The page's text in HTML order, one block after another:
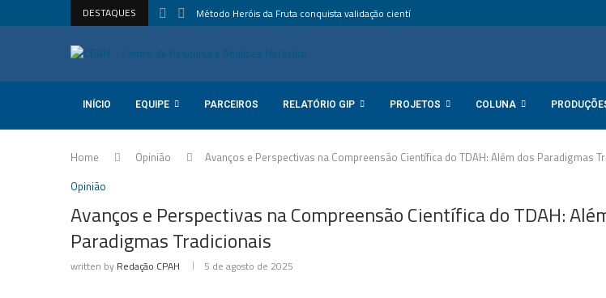
DESTAQUES Método Heróis da Fruta conquista validação científica internacional...
INÍCIO EQUIPE PARCEIROS RELATÓRIO GIP PROJETOS COLUNA
Home Opinião
Avanços e Perspectivas na Compreensão Científica do TDAH: Além dos Paradigmas
Opinião
Avanços e Perspectivas na Compreensão Científica do TDAH:
Paradigmas Tradicionais
written by Redação CPAH 5 de agosto de 2025